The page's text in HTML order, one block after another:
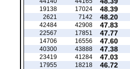
48.39
17024
19138
48.20
7142
2621
47.83
42908
42484
47.77
17851
22567
47.60
16556
14706
47.38
43888
40300
47.03
41284
23419
46.72
18218
17955